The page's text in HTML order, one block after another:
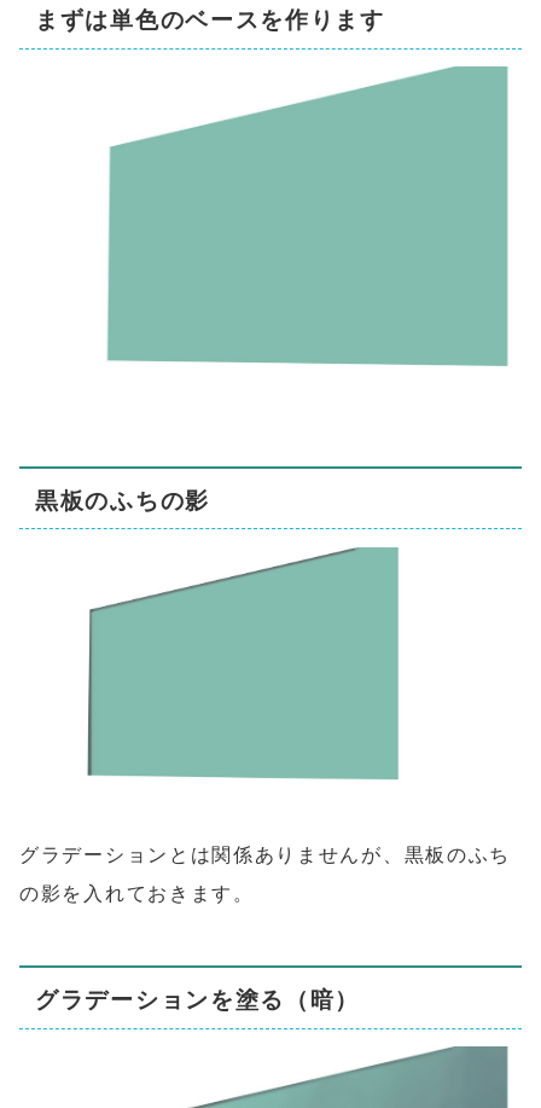
まずは単色のベースを作ります
黒板のふちの影
グラデーションとは関係ありませんが、黒板のふち
の影を入れておきます。
グラデーションを塗る（暗）